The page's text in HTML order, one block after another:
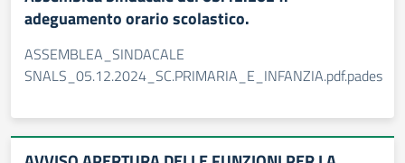
adeguamento orario scolastico.
ASSEMBLEA_SINDACALE
SNALS_05.12.2024_SC.PRIMARIA_E_INFANZIA.pdf.pades